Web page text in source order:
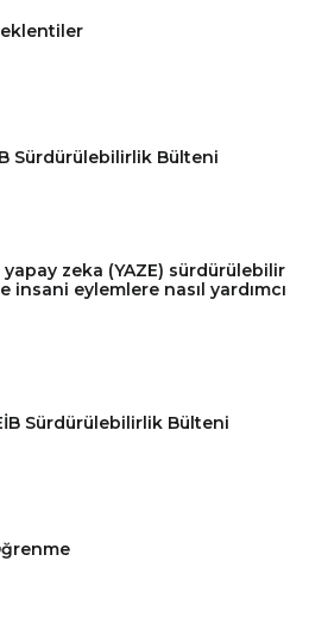
Sürdürülebilirlik Bülteni
zeka (YAZE) sürdürülebilir
insani eylemlere nasıl yardımcı
Sürdürülebilirlik Bülteni